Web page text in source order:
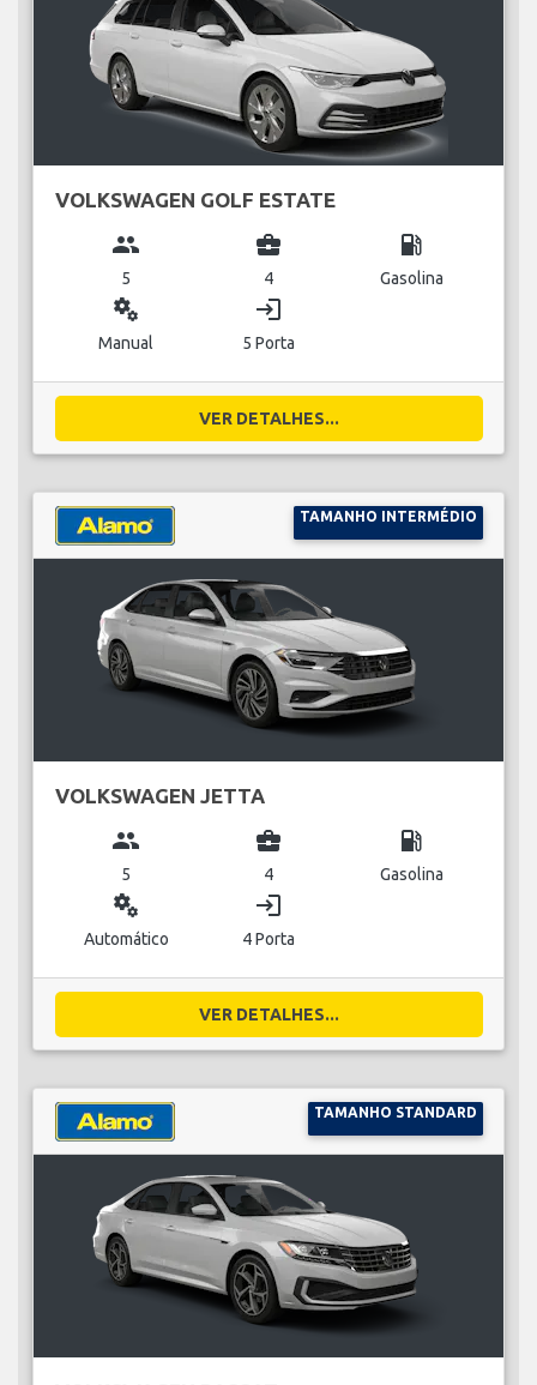
VOLKSWAGEN GOLF ESTATE
group
5
business_center
4
local_gas_station
Gasolina
miscellaneous_services
Manual
login
5 Porta
VER DETALHES...
TAMANHO INTERMÉDIO
VOLKSWAGEN JETTA
group
5
business_center
4
local_gas_station
Gasolina
miscellaneous_services
Automático
login
4 Porta
VER DETALHES...
TAMANHO STANDARD